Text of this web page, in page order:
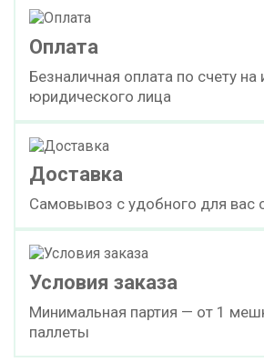
Оплата
Безналичная оплата по счету на
юридического лица
Доставка
Самовывоз с удобного для вас
Условия заказа
Минимальная партия — от 1
паллеты